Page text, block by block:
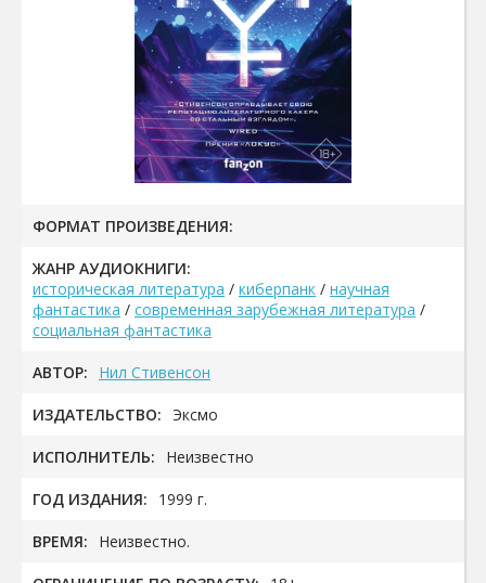
ФОРМАТ ПРОИЗВЕДЕНИЯ:
ЖАНР АУДИОКНИГИ:
историческая литература / киберпанк / научная
фантастика / современная зарубежная литература /
социальная фантастика
АВТОР: Нил Стивенсон
ИЗДАТЕЛЬСТВО: Эксмо
ИСПОЛНИТЕЛЬ: Неизвестно
ГОД ИЗДАНИЯ: 1999 г.
ВРЕМЯ: Неизвестно.